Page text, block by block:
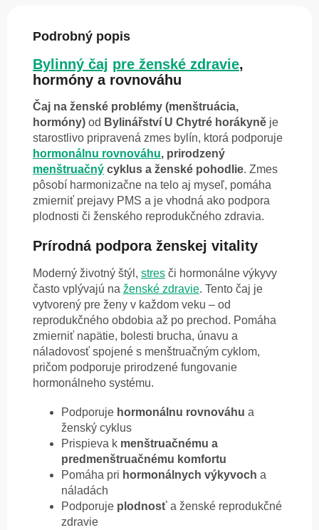
Podrobný popis
Bylinný čaj pre ženské zdravie,
hormóny a rovnováhu
Čaj na ženské problémy (menštruácia,
hormóny) od Bylinářství U Chytré horákyně je
starostlivo pripravená zmes bylín, ktorá podporuje
hormonálnu rovnováhu, prirodzený
menštruačný cyklus a ženské pohodlie. Zmes
pôsobí harmonizačne na telo aj myseľ, pomáha
zmierniť prejavy PMS a je vhodná ako podpora
plodnosti či ženského reprodukčného zdravia.
Prírodná podpora ženskej vitality
Moderný životný štýl, stres či hormonálne výkyvy
často vplývajú na ženské zdravie. Tento čaj je
vytvorený pre ženy v každom veku – od
reprodukčného obdobia až po prechod. Pomáha
zmierniť napätie, bolesti brucha, únavu a
náladovosť spojené s menštruačným cyklom,
pričom podporuje prirodzené fungovanie
hormonálneho systému.
Podporuje hormonálnu rovnováhu a
ženský cyklus
Prispieva k menštruačnému a
predmenštruačnému komfortu
Pomáha pri hormonálnych výkyvoch a
náladách
Podporuje plodnosť a ženské reprodukčné
zdravie